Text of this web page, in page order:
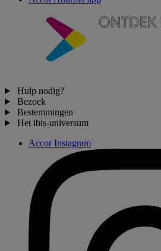
Hulp nodig?
Bezoek
Bestemmingen
Het ibis-universum
Accor Instagram